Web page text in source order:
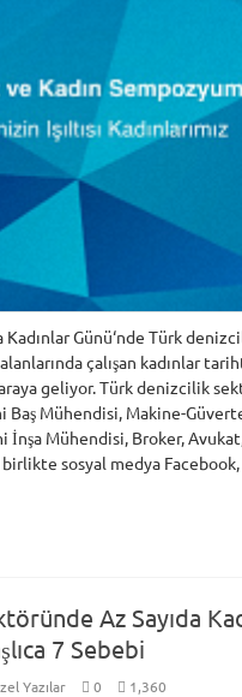
Günü‘nde Türk
çalışan kadınlar
geliyor. Türk denizcilik
Baş Mühendisi, Makine-
İnşa Mühendisi, Broker,
sosyal medya
Az Sayıda
7 Sebebi
Yazılar 0 1,360